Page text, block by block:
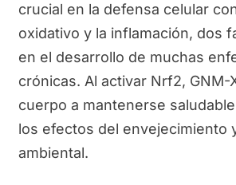
crucial en la defensa celular
oxidativo y la inflamación, dos
en el desarrollo de muchas
crónicas. Al activar Nrf2, GNM-
cuerpo a mantenerse
los efectos del envejecimiento
ambiental.